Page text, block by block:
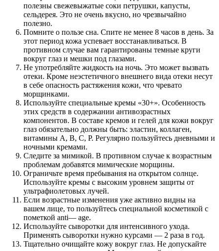
полезны свежевыжатые соки петрушки, капусты,
сельдерея. Это не очень вкусно, но чрезвычайно
полезно.
Помните о пользе сна. Спите не менее 8 часов в день. За
этот период кожа успевает восстанавливаться. В
противном случае вам гарантированы темные круги
вокруг глаз и мешки под глазами.
Не употребляйте жидкость на ночь. Это может вызвать
отеки. Кроме неэстетичного внешнего вида отеки несут
в себе опасность растяжения кожи, что чревато
морщинками.
Используйте специальные кремы «30+». Особенность
этих средств в содержании антивозрастных
компонентов. В составе кремов и гелей для кожи вокруг
глаз обязательно должны быть: эластин, коллаген,
витамины А, В, С, Р. Регулярно пользуйтесь дневными и
ночными кремами.
Следите за мимикой. В противном случае к возрастным
проблемам добавятся мимические морщины.
Ограничьте время пребывания на открытом солнце.
Используйте кремы с высоким уровнем защиты от
ультрафиолетовых лучей.
Если возрастные изменения уже активно видны на
вашем лице, то пользуйтесь специальной косметикой с
пометкой anti— age.
Используйте сыворотки для интенсивного ухода.
Применять сыворотки нужно курсами — 2 раза в год.
Тщательно очищайте кожу вокруг глаз. Не допускайте